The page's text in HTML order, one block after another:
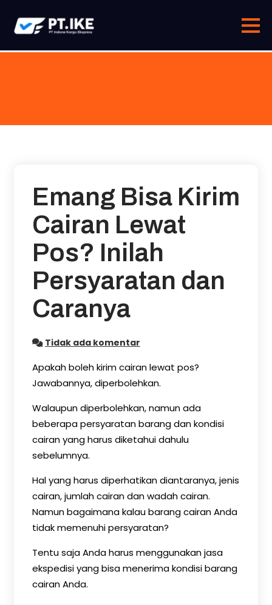
content
Emang Bisa Kirim
Cairan Lewat
Pos? Inilah
Persyaratan dan
Caranya
Tidak ada komentar
Apakah boleh kirim cairan lewat pos?
Jawabannya, diperbolehkan.
Walaupun diperbolehkan, namun ada
beberapa persyaratan barang dan kondisi
cairan yang harus diketahui dahulu
sebelumnya.
Hal yang harus diperhatikan diantaranya, jenis
cairan, jumlah cairan dan wadah cairan.
Namun bagaimana kalau barang cairan Anda
tidak memenuhi persyaratan?
Tentu saja Anda harus menggunakan jasa
ekspedisi yang bisa menerima kondisi barang
cairan Anda.